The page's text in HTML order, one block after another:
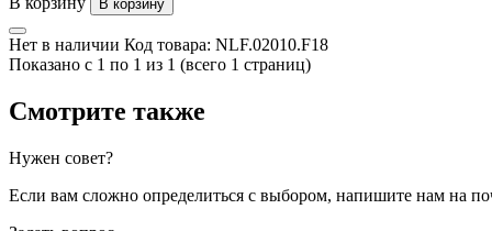
В корзину
Нет в наличии Код товара: NLF.02010.F18
Показано с 1 по 1 из 1 (всего 1 страниц)
Смотрите также
Нужен совет?
Если вам сложно определиться с выбором, напишите нам на